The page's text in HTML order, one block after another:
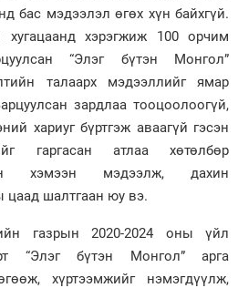
бас мэдээлэл өгөх хүн байхгүй.
хэрэгжиж 100 орчим
“Элэг бүтэн Монгол”
талаарх мэдээллийг ямар
зардлаа тооцоолоогүй,
хариуг бүртгэж аваагүй гэсэн
гаргасан атлаа хөтөлбөр
хэмээн мэдээлж, дахин
цаад шалтгаан юу вэ.
газрын 2020-2024 оны үйл
“Элэг бүтэн Монгол” арга
хүртээмжийг нэмэгдүүлж,